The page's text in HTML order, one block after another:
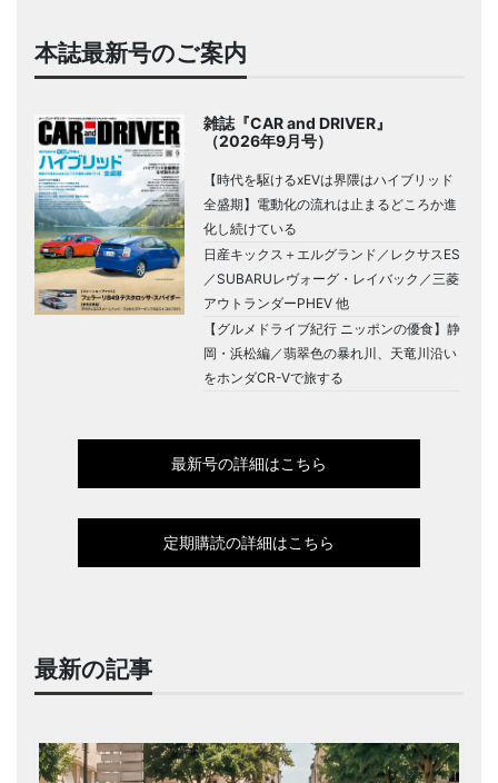
本誌最新号のご案内
雑誌『CAR and DRIVER』
（2026年9月号）
【時代を駆けるxEVは界隈はハイブリッド
全盛期】電動化の流れは止まるどころか進
化し続けている
日産キックス＋エルグランド／レクサスES
／SUBARUレヴォーグ・レイバック／三菱
アウトランダーPHEV 他
【グルメドライブ紀行 ニッポンの優食】静
岡・浜松編／翡翠色の暴れ川、天竜川沿い
をホンダCR-Vで旅する
最新号の詳細はこちら
定期購読の詳細はこちら
最新の記事